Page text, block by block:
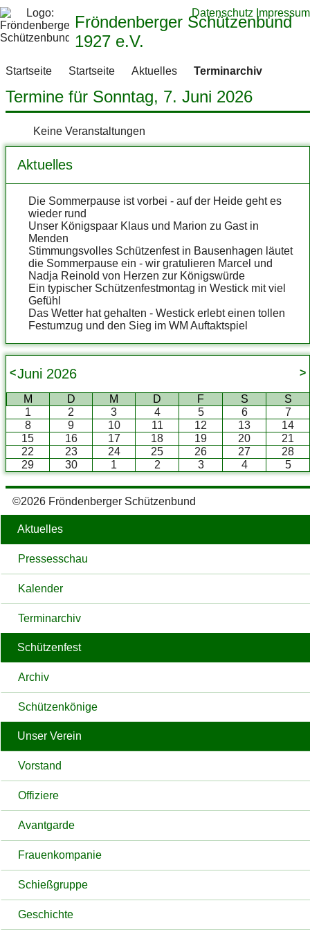
Fröndenberger Schützenbund
1927 e.V.
Aktuelles
Pressesschau
Kalender
Terminarchiv
Schützenfest
Archiv
Schützenkönige
Unser Verein
Vorstand
Offiziere
Avantgarde
Frauenkompanie
Schießgruppe
Geschichte
Datenschutz Impressum
Startseite Startseite Aktuelles Terminarchiv
Termine für Sonntag, 7. Juni 2026
Keine Veranstaltungen
Aktuelles
Die Sommerpause ist vorbei - auf der Heide geht es
wieder rund
Unser Königspaar Klaus und Marion zu Gast in
Menden
Stimmungsvolles Schützenfest in Bausenhagen läutet
die Sommerpause ein - wir gratulieren Marcel und
Nadja Reinold von Herzen zur Königswürde
Ein typischer Schützenfestmontag in Westick mit viel
Gefühl
Das Wetter hat gehalten - Westick erlebt einen tollen
Festumzug und den Sieg im WM Auftaktspiel
Juni 2026
< >
M D M D F S
S
1
2 3 4 5 6
7
8
9 10 11 12 13
14
15
16 17 18 19 20
21
22
23 24 25 26 27
28
29
30 1 2 3 4 5
©2026 Fröndenberger Schützenbund